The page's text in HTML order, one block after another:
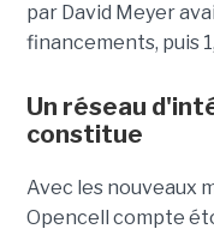
par David Meyer
financements, puis
Un réseau
constitue
Avec les nouveaux
Opencell compte